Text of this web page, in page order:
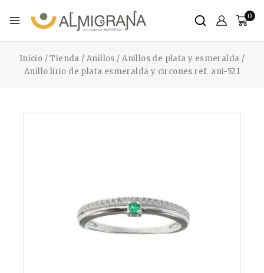
0
Inicio / Tienda / Anillos / Anillos de plata y esmeralda /
Anillo lirio de plata esmeralda y circones ref. ani-521